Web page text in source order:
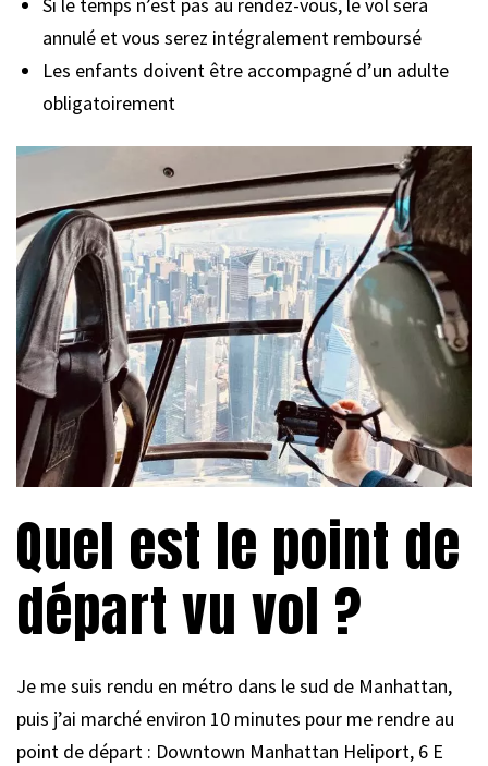
annulé et vous serez intégralement remboursé
Les enfants doivent être accompagné d’un adulte
obligatoirement
Quel est le point de
départ vu vol ?
Je me suis rendu en métro dans le sud de Manhattan,
puis j’ai marché environ 10 minutes pour me rendre au
point de départ : Downtown Manhattan Heliport, 6 E